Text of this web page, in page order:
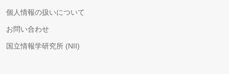
個人情報の扱いについて
お問い合わせ
国立情報学研究所 (NII)